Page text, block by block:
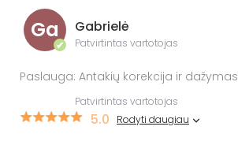
Ga
✔
Gabrielė
Patvirtintas vartotojas
Paslauga: Antakių korekcija ir dažymas
Patvirtintas vartotojas
5.0 Rodyti daugiau